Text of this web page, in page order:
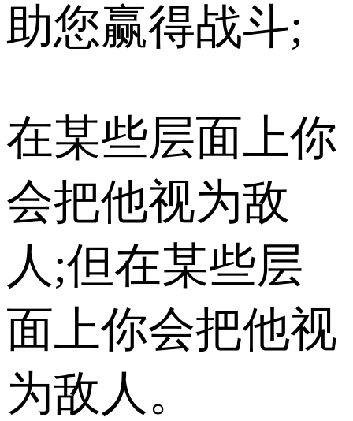
助您赢得战斗;
在某些层面上你
会把他视为敌
人;但在某些层
面上你会把他视
为敌人。